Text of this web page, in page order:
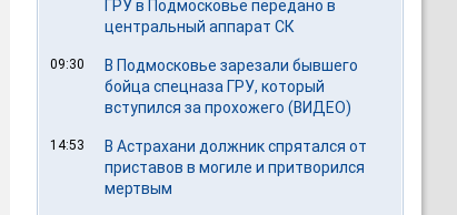
ГРУ в Подмосковье передано в
центральный аппарат СК
09:30
В Подмосковье зарезали бывшего
бойца спецназа ГРУ, который
вступился за прохожего (ВИДЕО)
14:53
В Астрахани должник спрятался от
приставов в могиле и притворился
мертвым